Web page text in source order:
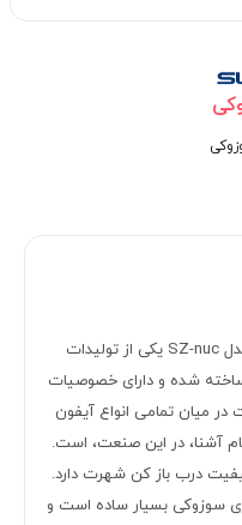
پنل کارتخوان آیفون تصویری سوزوکی مدل SZ-nuc یکی از تولیدات
شده و دارای خصوصیات
میان تمامی انواع آیفون
آشنا، در این صنعت، است.
درب باز کن شهرت دارد.
بسیار ساده است و